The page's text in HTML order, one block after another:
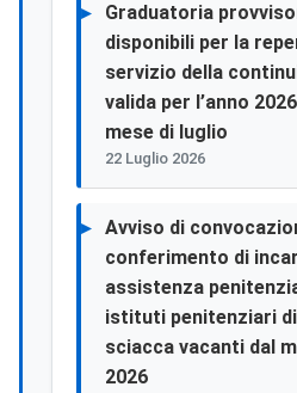
Graduatoria
disponibili per la
servizio della
valida per l’anno
mese di luglio
22 Luglio 2026
Avviso di
conferimento di
assistenza
istituti penitenziari
sciacca vacanti dal
2026